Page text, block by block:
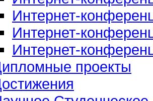
Интернет-
Интернет-
Интернет-
проекты